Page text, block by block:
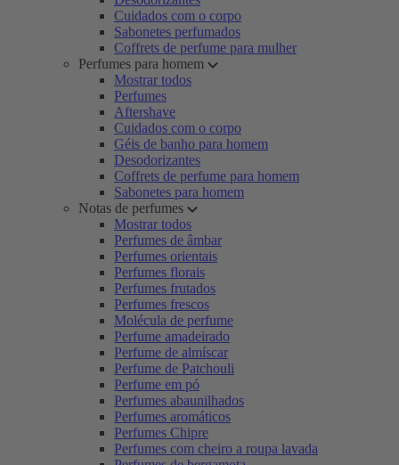
Cuidados com o corpo
Sabonetes perfumados
Coffrets de perfume para mulher
Perfumes para homem
Mostrar todos
Perfumes
Aftershave
Cuidados com o corpo
Géis de banho para homem
Desodorizantes
Coffrets de perfume para homem
Sabonetes para homem
Notas de perfumes
Mostrar todos
Perfumes de âmbar
Perfumes orientais
Perfumes florais
Perfumes frutados
Perfumes frescos
Molécula de perfume
Perfume amadeirado
Perfume de almíscar
Perfume de Patchouli
Perfume em pó
Perfumes abaunilhados
Perfumes aromáticos
Perfumes Chipre
Perfumes com cheiro a roupa lavada